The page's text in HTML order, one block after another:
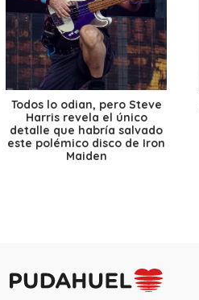
Todos lo odian, pero Steve
Harris revela el único
detalle que habría salvado
este polémico disco de Iron
Maiden